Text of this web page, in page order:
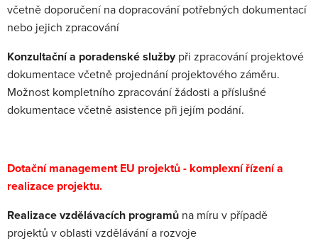
včetně doporučení na dopracování potřebných dokumentací
nebo jejich zpracování
Konzultační a poradenské službypři zpracování projektové
dokumentace včetně projednání projektového záměru.
Možnost kompletního zpracování žádosti a příslušné
dokumentace včetně asistence při jejím podání.
Dotační management EU projektů - komplexní řízení a
realizace projektu.
Realizace vzdělávacích programů na míru v případě
projektů v oblasti vzdělávání a rozvoje